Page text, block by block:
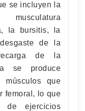
se incluyen la
la bursitis, la
de la
de la
se produce
músculos que
femoral, lo que
de ejercicios